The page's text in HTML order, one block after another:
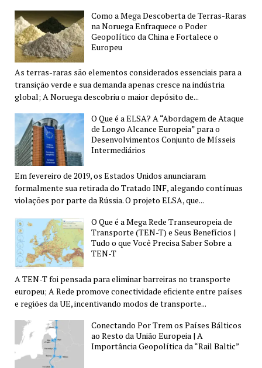
Como a Mega Descoberta de Terras-Raras
na Noruega Enfraquece o Poder
Geopolítico da China e Fortalece o
Europeu
As terras-raras são elementos considerados essenciais para a
transição verde e sua demanda apenas cresce na indústria
global; A Noruega descobriu o maior depósito de...
O Que é a ELSA? A “Abordagem de Ataque
de Longo Alcance Europeia” para o
Desenvolvimentos Conjunto de Mísseis
Intermediários
Em fevereiro de 2019, os Estados Unidos anunciaram
formalmente sua retirada do Tratado INF, alegando contínuas
violações por parte da Rússia. O projeto ELSA, que...
O Que é a Mega Rede Transeuropeia de
Transporte (TEN-T) e Seus Benefícios |
Tudo o que Você Precisa Saber Sobre a
TEN-T
A TEN-T foi pensada para eliminar barreiras no transporte
europeu; A Rede promove conectividade eficiente entre países
e regiões da UE, incentivando modos de transporte...
Conectando Por Trem os Países Bálticos
ao Resto da União Europeia | A
Importância Geopolítica da “Rail Baltic”